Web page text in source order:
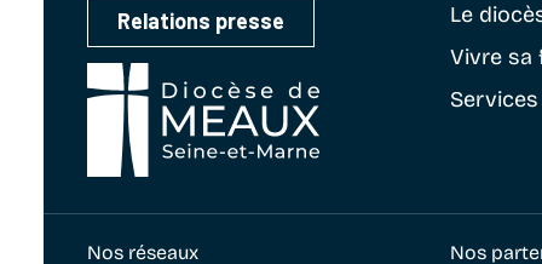
Relations presse
Le
Vivre sa
Nos réseaux Nos